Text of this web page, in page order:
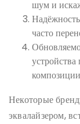
шум и
часто
Некоторые
эквалайзером,